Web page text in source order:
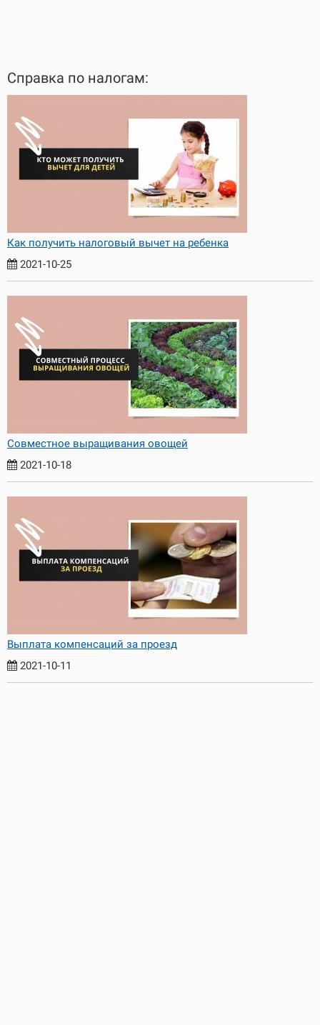
Справка по налогам:
Как получить налоговый вычет на ребенка
2021-10-25
Совместное выращивания овощей
2021-10-18
Выплата компенсаций за проезд
2021-10-11